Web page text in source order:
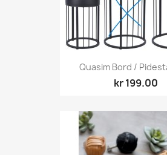
Quasim Bord /
kr 199.00